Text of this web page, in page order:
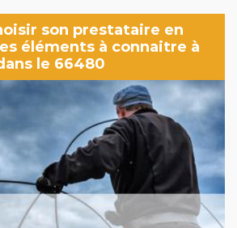
son prestataire en
éléments à connaitre à
le 66480